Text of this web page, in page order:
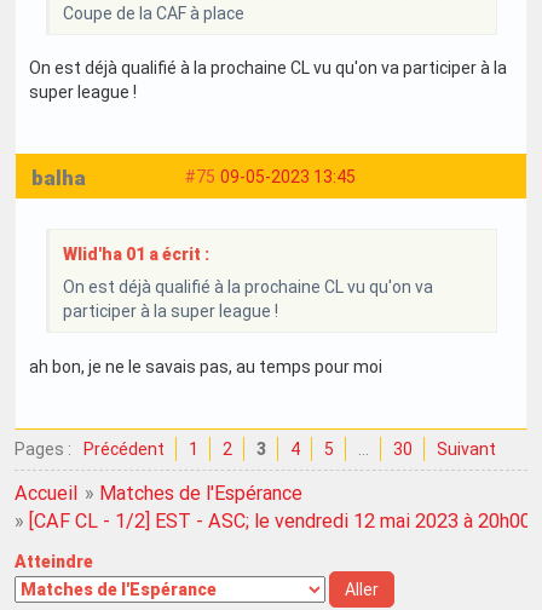
Coupe de la CAF à place
On est déjà qualifié à la prochaine CL vu qu'on va participer à la
super league !
#75 09-05-2023 13:45
balha
Wlid'ha 01 a écrit :
On est déjà qualifié à la prochaine CL vu qu'on va
participer à la super league !
ah bon, je ne le savais pas, au temps pour moi
Pages : Précédent 1 2 3 4 5 30 Suivant
Accueil » Matches de l'Espérance
» [CAF CL - 1/2] EST - ASC; le vendredi 12 mai 2023 à 20h00
Atteindre